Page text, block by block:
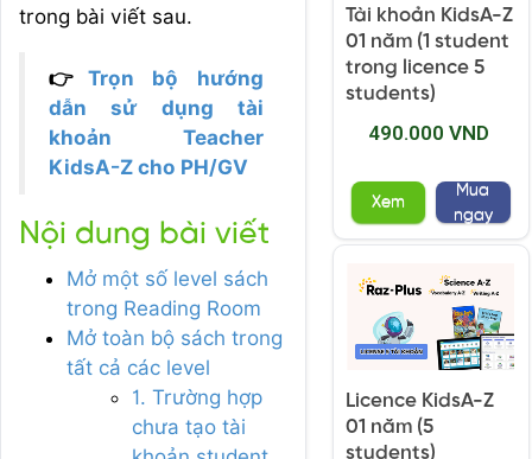
trong bài viết sau.
👉 Trọn bộ hướng
dẫn sử dụng tài
khoản Teacher
KidsA-Z cho PH/GV
Nội dung bài viết
Mở một số level sách
trong Reading Room
Mở toàn bộ sách trong
tất cả các level
1. Trường hợp
chưa tạo tài
Tài khoản KidsA-Z
01 năm (1 student
trong licence 5
students)
490.000 VND
Xem
Mua
ngay
Licence KidsA-Z
01 năm (5
students)